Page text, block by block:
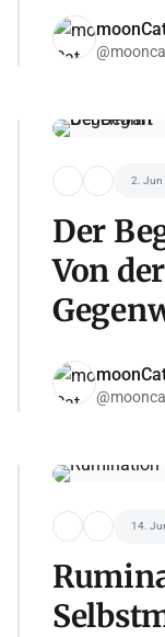
2. Jun
Der
Von
14.